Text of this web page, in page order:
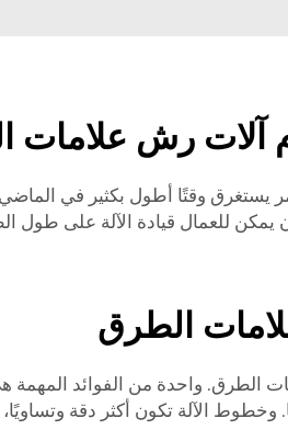
آلات رش علامات
وقتًا أطول بكثير في
يمكن للعمال قيادة الآلة على
الطرق
الطرق. واحدة من الفوائد
الآلة تكون أكثر دقة وتساويًا،